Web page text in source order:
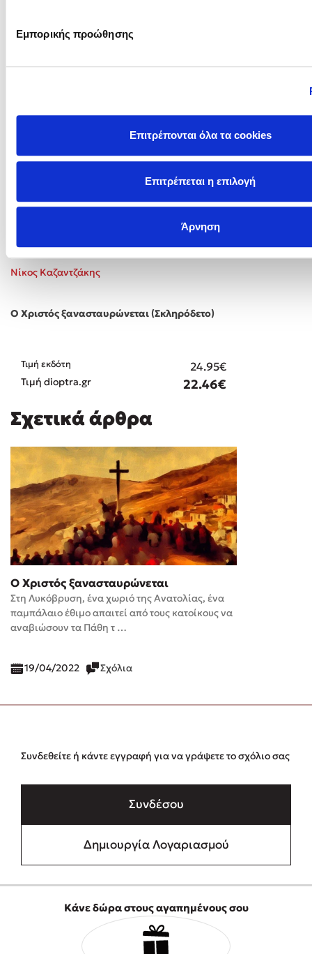
Εμπορικής προώθησης
Επιτρέπονται όλα τα cookies
Επιτρέπεται η επιλογή
Άρνηση
Νίκος Καζαντζάκης
Ο Χριστός ξανασταυρώνεται (Σκληρόδετο)
Τιμή εκδότη 24.95€
Τιμή dioptra.gr 22.46€
Σχετικά άρθρα
Ο Χριστός ξανασταυρώνεται
Στη Λυκόβρυση, ένα χωριό της Ανατολίας, ένα
παμπάλαιο έθιμο απαιτεί από τους κατοίκους να
αναβιώσουν τα Πάθη τ …
19/04/2022 Σχόλια
Συνδεθείτε ή κάντε εγγραφή για να γράψετε το σχόλιο σας
Συνδέσου
Δημιουργία Λογαριασμού
Κάνε δώρα στους αγαπημένους σου